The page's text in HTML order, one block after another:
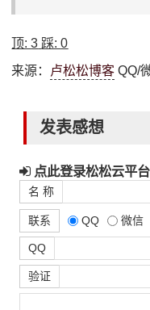
顶:3 踩:0
来源： 卢松松博客 QQ/
发表感想
点此登录松松云平
名 称
联系 QQ 微信
QQ
验证